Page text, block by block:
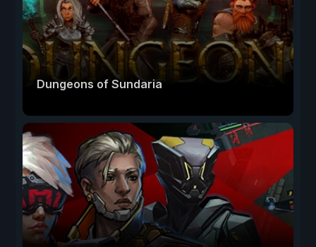
Dungeons of Sundaria